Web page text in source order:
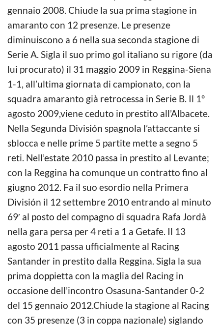
gennaio 2008. Chiude la sua prima stagione in
amaranto con 12 presenze. Le presenze
diminuiscono a 6 nella sua seconda stagione di
Serie A. Sigla il suo primo gol italiano su rigore (da
lui procurato) il 31 maggio 2009 in Reggina-Siena
1-1, all’ultima giornata di campionato, con la
squadra amaranto già retrocessa in Serie B. Il 1º
agosto 2009,viene ceduto in prestito all’Albacete.
Nella Segunda División spagnola l’attaccante si
sblocca e nelle prime 5 partite mette a segno 5
reti. Nell’estate 2010 passa in prestito al Levante;
con la Reggina ha comunque un contratto fino al
giugno 2012. Fa il suo esordio nella Primera
División il 12 settembre 2010 entrando al minuto
69′ al posto del compagno di squadra Rafa Jordà
nella gara persa per 4 reti a 1 a Getafe. Il 13
agosto 2011 passa ufficialmente al Racing
Santander in prestito dalla Reggina. Sigla la sua
prima doppietta con la maglia del Racing in
occasione dell’incontro Osasuna-Santander 0-2
del 15 gennaio 2012.Chiude la stagione al Racing
con 35 presenze (3 in coppa nazionale) siglando